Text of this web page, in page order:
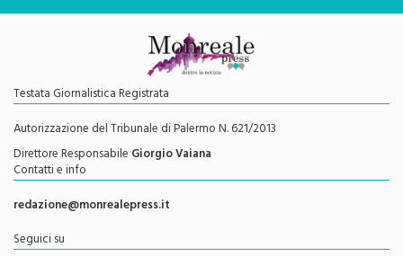
Testata Giornalistica Registrata
Autorizzazione del Tribunale di Palermo N. 621/2013
Direttore ResponsabileGiorgio Vaiana
Contatti e info
redazione@monrealepress.it